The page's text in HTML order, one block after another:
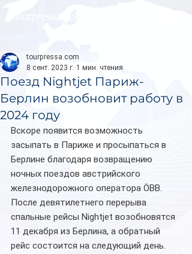
Поезд Nightjet Париж-
Берлин возобновит работу в
2024 году
tourpressa.com
8 сент. 2023 г. 1 мин. чтения
Вскоре появится возможность
засыпать в Париже и просыпаться в
Берлине благодаря возвращению
ночных поездов австрийского
железнодорожного оператора ÖBB.
После девятилетнего перерыва
спальные рейсы Nightjet возобновятся
11 декабря из Берлина, а обратный
рейс состоится на следующий день.